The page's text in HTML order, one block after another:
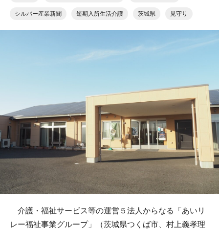
シルバー産業新聞 短期入所生活介護 茨城県 見守り
介護・福祉サービス等の運営５法人からなる「あいリ
レー福祉事業グループ」（茨城県つくば市、村上義孝理